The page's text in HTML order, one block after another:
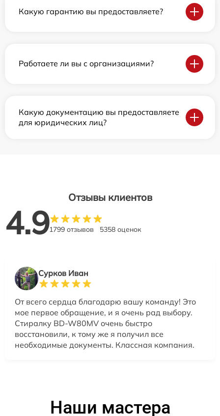
Какую гарантию вы предоставляете?
Работаете ли вы с организациями?
Какую документацию вы предоставляете
для юридических лиц?
Отзывы клиентов
4.91799 отзывов 5358 оценок
Сурков Иван
От всего сердца благодарю вашу команду! Это
мое первое обращение, и я очень рад выбору.
Стиралку BD-W80MV очень быстро
восстановили, к тому же я получил все
необходимые документы. Классная компания.
Наши мастера